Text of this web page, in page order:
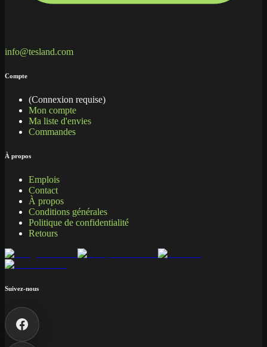
info@tesland.com
Compte
(Connexion requise)
Mon compte
Ma liste d'envies
Commandes
À propos
Emplois
Contact
À propos
Conditions générales
Politique de confidentialité
Retours
Suivez-nous